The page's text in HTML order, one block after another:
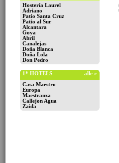
Hostería Laurel
Adriano
Patio Santa Cruz
Patio al Sur
Alcantara
Goya
Abril
Canalejas
Doña Blanca
Doña Lola
Don Pedro
alle »
1* HOTELS
Casa Maestro
Europa
Maestranza
Callejon Agua
Zaida